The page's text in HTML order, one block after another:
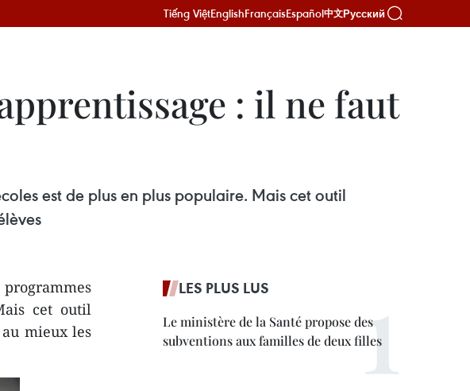
Tiếng ViệtEnglishFrançaisEspañol中文Русский
: il ne faut
est de plus en plus populaire. Mais cet outil
cet outil
mieux les
LES PLUS LUS
Le ministère de la Santé propose des
subventions aux familles de deux filles